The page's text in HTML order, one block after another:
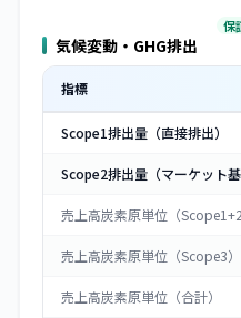
保
気候変動・GHG排出
指標
Scope1排出量（直接排出）
Scope2排出量（マーケット基
売上高炭素原単位（Scope1+2
売上高炭素原単位（Scope3）
売上高炭素原単位（合計）